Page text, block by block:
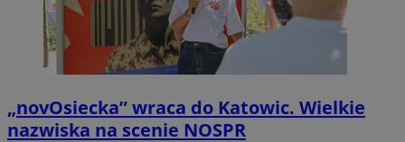
„novOsiecka” wraca do Katowic. Wielkie
nazwiska na scenie NOSPR